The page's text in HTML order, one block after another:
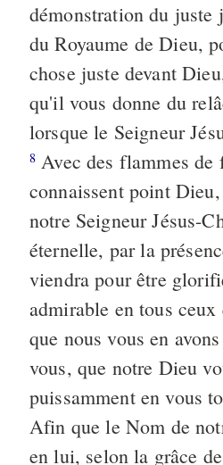
démonstration du juste
du Royaume de Dieu,
chose juste devant
qu'il vous donne du
lorsque le Seigneur
8 Avec des flammes de
connaissent point
notre Seigneur Jésus-
éternelle, par la
viendra pour être
admirable en tous
que nous vous en
vous, que notre Dieu
puissamment en vous
Afin que le Nom de
en lui, selon la grâce